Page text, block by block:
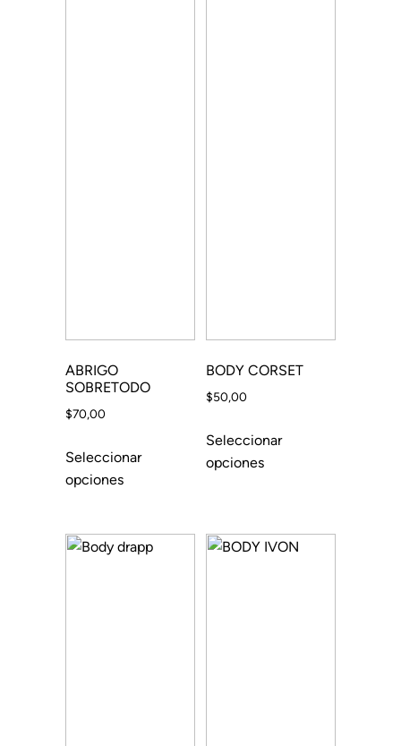
ABRIGO
SOBRETODO
$70,00
Seleccionar
opciones
BODY CORSET
$50,00
Seleccionar
opciones